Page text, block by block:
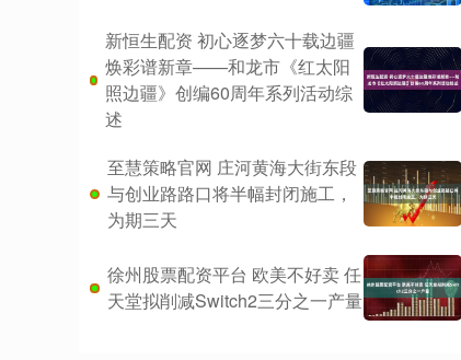
新恒生配资 初心逐梦六十载边疆
焕彩谱新章——和龙市《红太阳
照边疆》创编60周年系列活动综
述
至慧策略官网 庄河黄海大街东段
与创业路路口将半幅封闭施工，
为期三天
徐州股票配资平台 欧美不好卖 任
天堂拟削减Switch2三分之一产量